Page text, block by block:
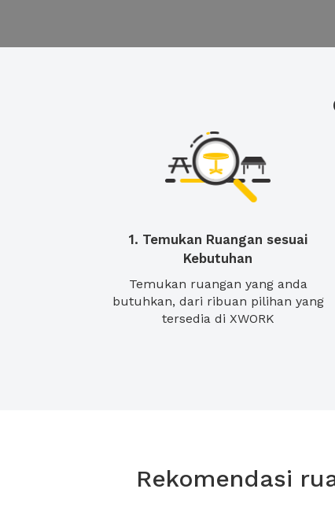
1. Temukan Ruangan sesuai
Kebutuhan
Temukan ruangan yang anda
butuhkan, dari ribuan pilihan yang
tersedia di XWORK
Rekomendasi